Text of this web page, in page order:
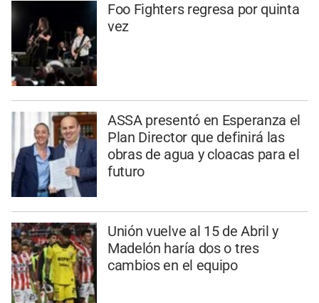
Foo Fighters regresa por quinta
vez
ASSA presentó en Esperanza el
Plan Director que definirá las
obras de agua y cloacas para el
futuro
Unión vuelve al 15 de Abril y
Madelón haría dos o tres
cambios en el equipo